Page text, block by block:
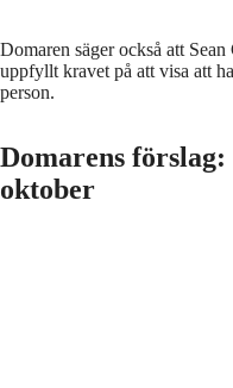
Domaren säger också att
uppfyllt kravet på att visa att
person.
Domarens
oktober